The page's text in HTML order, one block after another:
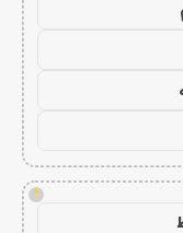
!